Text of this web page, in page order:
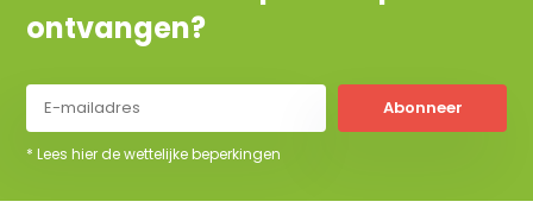
ontvangen?
Abonneer
* Lees hier de wettelijke beperkingen